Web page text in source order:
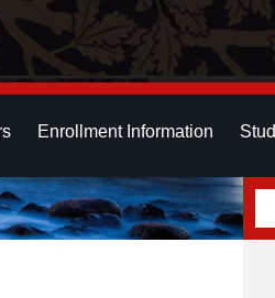
Enrollment Information